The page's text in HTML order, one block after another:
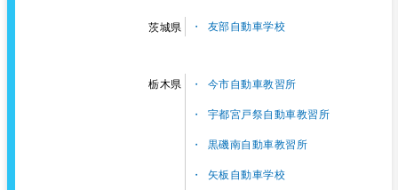
茨城県 友部自動車学校
栃木県 今市自動車教習所
宇都宮戸祭自動車教習所
黒磯南自動車教習所
矢板自動車学校